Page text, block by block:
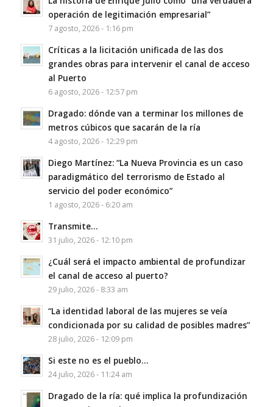
operación de legitimación empresarial”
7 agosto, 2026 - 1:16 pm
Críticas a la licitación unificada de las dos
grandes obras para intervenir el canal de acceso
al Puerto
6 agosto, 2026 - 12:57 pm
Dragado: dónde van a terminar los millones de
metros cúbicos que sacarán de la ría
4 agosto, 2026 - 12:29 pm
Diego Martínez: “La Nueva Provincia es un caso
paradigmático del terrorismo de Estado al
servicio del poder económico”
1 agosto, 2026 - 6:20 am
Transmite…
31 julio, 2026 - 12:10 pm
¿Cuál será el impacto ambiental de profundizar
el canal de acceso al puerto?
29 julio, 2026 - 8:33 am
“La identidad laboral de las mujeres se veía
condicionada por su calidad de posibles madres”
28 julio, 2026 - 12:09 pm
Si este no es el pueblo…
24 julio, 2026 - 11:24 am
Dragado de la ría: qué implica la profundización